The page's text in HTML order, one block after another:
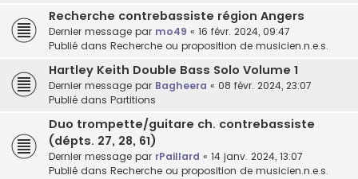
Recherche contrebassiste région Angers
Dernier message par mo49 « 16 févr. 2024, 09:47
Publié dans Recherche ou proposition de musicien.n.e.s.
Hartley Keith Double Bass Solo Volume 1
Dernier message par Bagheera « 08 févr. 2024, 23:07
Publié dans Partitions
Duo trompette/guitare ch. contrebassiste
(dépts. 27, 28, 61)
Dernier message par rPaillard « 14 janv. 2024, 13:07
Publié dans Recherche ou proposition de musicien.n.e.s.